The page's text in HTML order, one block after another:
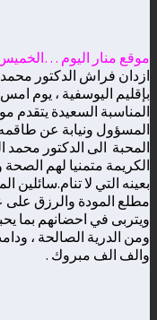
موقع منار اليوم …الخميس 23 يوليوز
ازدان فراش الدكتور
المناسبة السعيدة يتقدم
المسؤول ونيابة عن طاقمه
المحبة الى الدكتور محمد
الكريمة متمنيا لهم
بعينه التي لا
مطلع المودة والرزق على
ويتربى في احضانهم بما
ومن الدرية الصالحة ،
والف الف مبروك .